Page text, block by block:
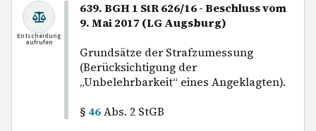
639. BGH 1 StR 626/16 - Beschluss vom
9. Mai 2017 (LG Augsburg)
Grundsätze der Strafzumessung
(Berücksichtigung der
„Unbelehrbarkeit“ eines Angeklagten).
§ 46Abs. 2 StGB
Entscheidung
aufrufen